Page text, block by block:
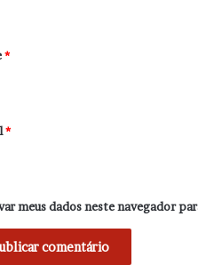
*
*
meus dados neste navegador